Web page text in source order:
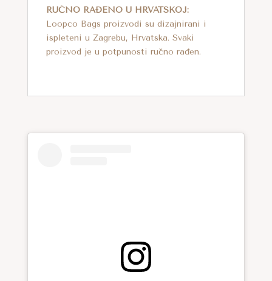
RUČNO RAĐENO U HRVATSKOJ:
Loopco Bags proizvodi su dizajnirani i
ispleteni u Zagrebu, Hrvatska. Svaki
proizvod je u potpunosti ručno rađen.